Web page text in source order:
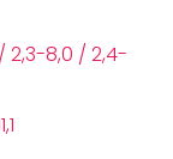
2,3-8,0 / 2,4-